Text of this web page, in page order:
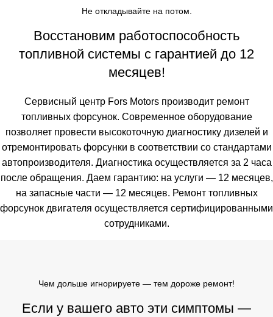
Не откладывайте на потом.
Восстановим работоспособность
топливной системы с гарантией до 12
месяцев!
Сервисный центр Fors Motors производит ремонт
топливных форсунок. Современное оборудование
позволяет провести высокоточную диагностику дизелей и
отремонтировать форсунки в соответствии со стандартами
автопроизводителя. Диагностика осуществляется за 2 часа
после обращения. Даем гарантию: на услуги — 12 месяцев,
на запасные части — 12 месяцев. Ремонт топливных
форсунок двигателя осуществляется сертифицированными
сотрудниками.
Чем дольше игнорируете — тем дороже ремонт!
Если у вашего авто эти симптомы —